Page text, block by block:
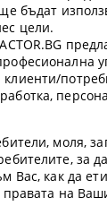
бъдат
цели.
моля,
за
Вас, как да
правата на